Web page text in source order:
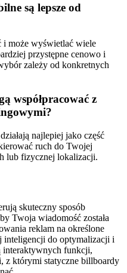
są lepsze od
i może wyświetlać wiele
przystępne cenowo i
zależy od konkretnych
współpracować z
najlepiej jako część
ruch do Twojej
lub fizycznej lokalizacji.
skuteczny sposób
Twoja wiadomość została
reklam na określone
inteligencji do optymalizacji i
interaktywnych funkcji,
z którymi statyczne billboardy